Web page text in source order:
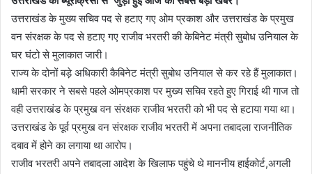
उत्तराखंड के मुख्य सचिव पद से हटाए गए ओम प्रकाश और उत्तराखंड के प्रमुख
वन संरक्षक के पद से हटाए गए राजीव भरतरी की केबिनेट मंत्री सुबोध उनियाल के
घर घंटो से मुलाकात जारी।
राज्य के दोनों बड़े अधिकारी कैबिनेट मंत्री सुबोध उनियाल से कर रहे हैं मुलाकात।
धामी सरकार ने सबसे पहले ओमप्रकाश पर मुख्य सचिव रहते हुए गिराई थी गाज तो
वही उत्तराखंड के प्रमुख वन संरक्षक राजीव भरतरी को भी पद से हटाया गया था।
उत्तराखंड के पूर्व प्रमुख वन संरक्षक राजीव भरतरी में अपना तबादला राजनीतिक
दबाव में होने का लगाया था आरोप।
राजीव भरतरी अपने तबादला आदेश के खिलाफ पहुंचे थे माननीय हाईकोर्ट,अगली